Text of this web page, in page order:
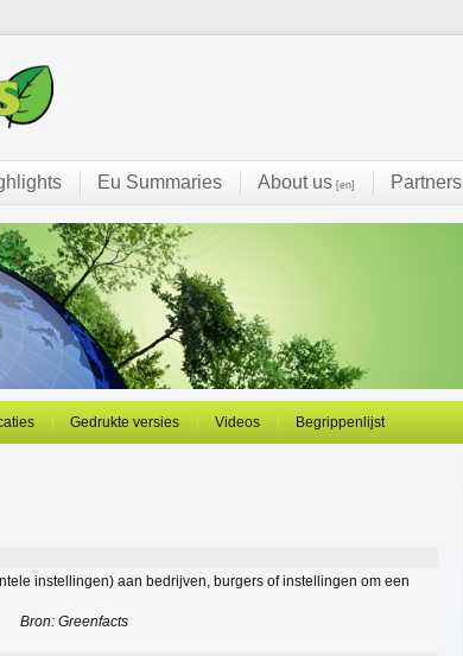
Eu Summaries About us [en] Partners
Gedrukte versies Videos Begrippenlijst
instellingen) aan bedrijven, burgers of instellingen om een
Bron: Greenfacts